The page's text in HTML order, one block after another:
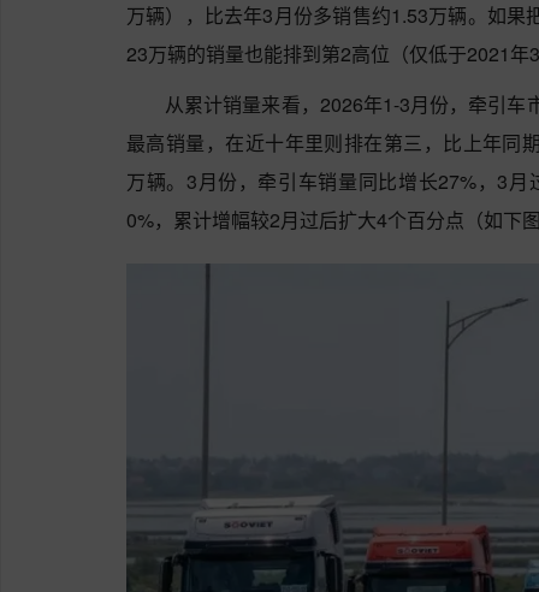
万辆），比去年3月份多销售约1.53万辆。如
23万辆的销量也能排到第2高位（仅低于2021年
从累计销量来看，2026年1-3月份，牵引
最高销量，在近十年里则排在第三，比上年同
万辆。3月份，牵引车销量同比增长27%，3
0%，累计增幅较2月过后扩大4个百分点（如下